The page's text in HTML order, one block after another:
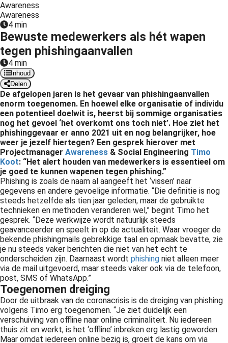
Awareness
Awareness
4 min
Bewuste medewerkers als hét wapen
tegen phishingaanvallen
4 min
Inhoud
Delen
De afgelopen jaren is het gevaar van phishingaanvallen
enorm toegenomen. En hoewel elke organisatie of individu
een potentieel doelwit is, heerst bij sommige organisaties
nog het gevoel ‘het overkomt ons toch niet’. Hoe ziet het
phishinggevaar er anno 2021 uit en nog belangrijker, hoe
weer je jezelf hiertegen? Een gesprek hierover met
Projectmanager Awareness & Social Engineering Timo
Koot: “Het alert houden van medewerkers is essentieel om
je goed te kunnen wapenen tegen phishing.”
Phishing is zoals de naam al aangeeft het ‘vissen’ naar
gegevens en andere gevoelige informatie. “Die definitie is nog
steeds hetzelfde als tien jaar geleden, maar de gebruikte
technieken en methoden veranderen wel,” begint Timo het
gesprek. “Deze werkwijze wordt natuurlijk steeds
geavanceerder en speelt in op de actualiteit. Waar vroeger de
bekende phishingmails gebrekkige taal en opmaak bevatte, zie
je nu steeds vaker berichten die niet van het echt te
onderscheiden zijn. Daarnaast wordt phishing niet alleen meer
via de mail uitgevoerd, maar steeds vaker ook via de telefoon,
post, SMS of WhatsApp.”
Toegenomen dreiging
Door de uitbraak van de coronacrisis is de dreiging van phishing
volgens Timo erg toegenomen. “Je ziet duidelijk een
verschuiving van offline naar online criminaliteit. Nu iedereen
thuis zit en werkt, is het ‘offline’ inbreken erg lastig geworden.
Maar omdat iedereen online bezig is, groeit de kans om via